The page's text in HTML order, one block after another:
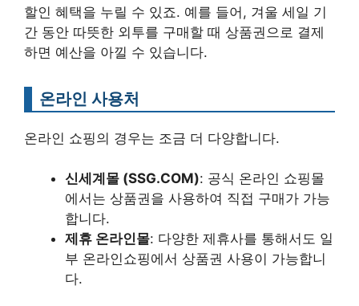
할인 혜택을 누릴 수 있죠. 예를 들어, 겨울 세일 기
간 동안 따뜻한 외투를 구매할 때 상품권으로 결제
하면 예산을 아낄 수 있습니다.
온라인 사용처
온라인 쇼핑의 경우는 조금 더 다양합니다.
신세계몰 (SSG.COM): 공식 온라인 쇼핑몰
에서는 상품권을 사용하여 직접 구매가 가능
합니다.
제휴 온라인몰: 다양한 제휴사를 통해서도 일
부 온라인쇼핑에서 상품권 사용이 가능합니
다.